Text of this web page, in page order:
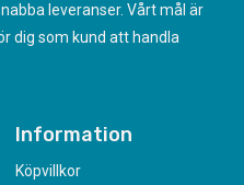
leveranser. Vårt mål är
dig som kund att handla
Information
Köpvillkor